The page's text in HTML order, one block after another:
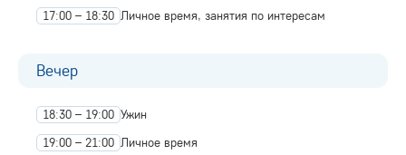
17:00 – 18:30 Личное время, занятия по интересам
Вечер
18:30 – 19:00 Ужин
19:00 – 21:00 Личное время